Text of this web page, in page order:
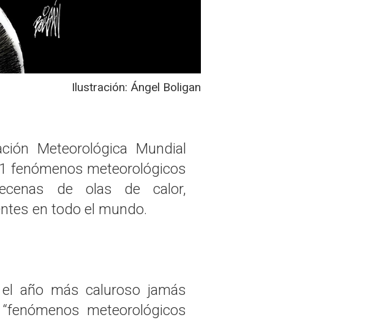
Ilustración: Ángel Boligan
Meteorológica Mundial
fenómenos meteorológicos
de olas de calor,
en todo el mundo.
año más caluroso jamás
meteorológicos